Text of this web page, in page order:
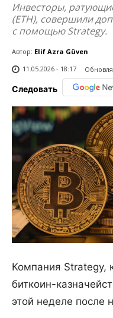
Инвесторы,
(ETH), совершили
с помощью Strategy.
Автор: Elif Azra Güven
11.05.2026 - 18:17
Следовать
Компания Strategy,
биткоин-
этой неделе после